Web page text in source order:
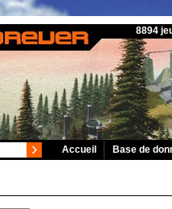
8894
Accueil Base de